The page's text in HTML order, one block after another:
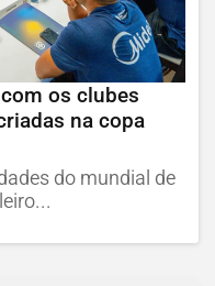
os clubes
na copa
do mundial de